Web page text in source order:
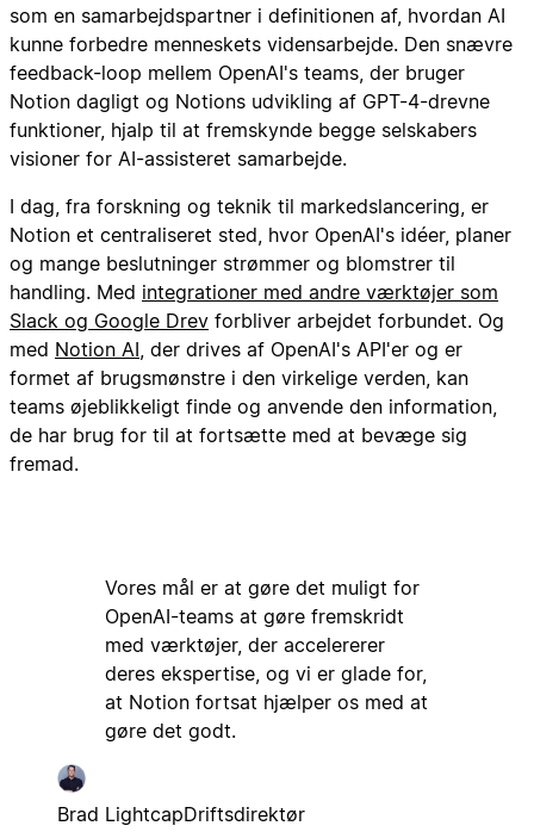
som en samarbejdspartner i definitionen af, hvordan AI
kunne forbedre menneskets vidensarbejde. Den snævre
feedback-loop mellem OpenAI's teams, der bruger
Notion dagligt og Notions udvikling af GPT-4-drevne
funktioner, hjalp til at fremskynde begge selskabers
visioner for AI-assisteret samarbejde.
I dag, fra forskning og teknik til markedslancering, er
Notion et centraliseret sted, hvor OpenAI's idéer, planer
og mange beslutninger strømmer og blomstrer til
handling. Med integrationer med andre værktøjer som
Slack og Google Drev forbliver arbejdet forbundet. Og
med Notion AI , der drives af OpenAI's API'er og er
formet af brugsmønstre i den virkelige verden, kan
teams øjeblikkeligt finde og anvende den information,
de har brug for til at fortsætte med at bevæge sig
fremad.
Vores mål er at gøre det muligt for
OpenAI-teams at gøre fremskridt
med værktøjer, der accelererer
deres ekspertise, og vi er glade for,
at Notion fortsat hjælper os med at
gøre det godt.
Brad LightcapDriftsdirektør